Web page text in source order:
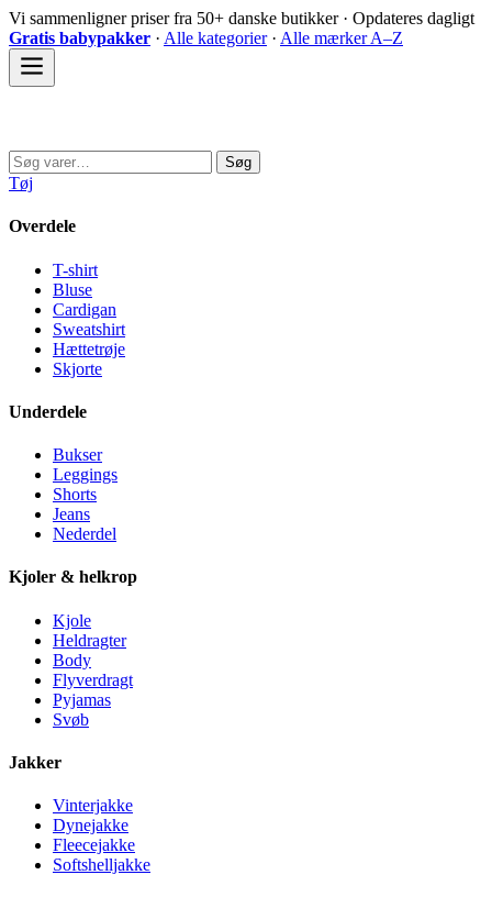
Spring
til
indhold
Vi sammenligner priser fra 50+ danske butikker · Opdateres dagligt
Gratis babypakker · Alle kategorier· Alle mærker A–Z
Søg
efter:
Søg
Tøj
Overdele
T-shirt
Bluse
Cardigan
Sweatshirt
Hættetrøje
Skjorte
Underdele
Bukser
Leggings
Shorts
Jeans
Nederdel
Kjoler & helkrop
Kjole
Heldragter
Body
Flyverdragt
Pyjamas
Svøb
Jakker
Vinterjakke
Dynejakke
Fleecejakke
Softshelljakke